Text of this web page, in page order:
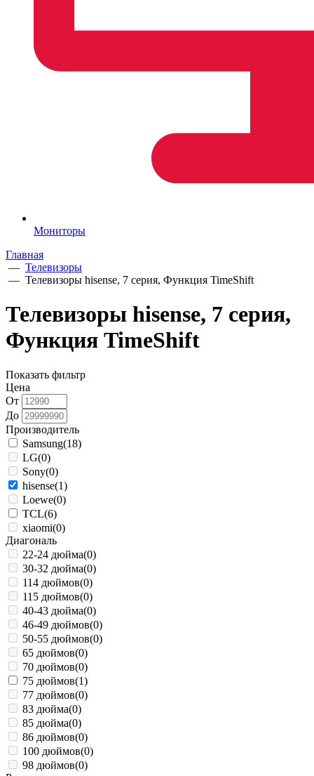
Мониторы
Главная
— Телевизоры
— Телевизоры hisense, 7 серия, Функция TimeShift
Телевизоры hisense, 7 серия,
Функция TimeShift
Показать фильтр
Цена
От
До
Производитель
Samsung(18)
LG(0)
Sony(0)
hisense(1)
Loewe(0)
TCL(6)
xiaomi(0)
Диагональ
22-24 дюйма(0)
30-32 дюйма(0)
114 дюймов(0)
115 дюймов(0)
40-43 дюйма(0)
46-49 дюймов(0)
50-55 дюймов(0)
65 дюймов(0)
70 дюймов(0)
75 дюймов(1)
77 дюймов(0)
83 дюйма(0)
85 дюйма(0)
86 дюймов(0)
100 дюймов(0)
98 дюймов(0)